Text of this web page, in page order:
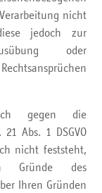
nicht
jedoch zur
oder
gegen die
Abs. 1 DSGVO
nicht feststeht,
Gründe des
Ihren Gründen